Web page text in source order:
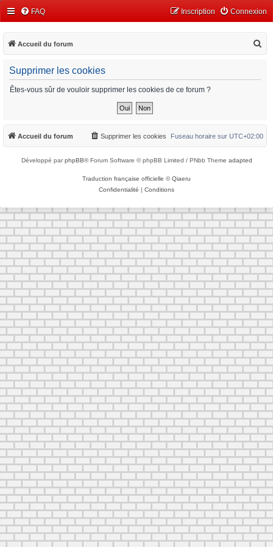
FAQ Connexion
Inscription
Accueil du forum
h
Supprimer les cookies
Êtes-vous sûr de vouloir supprimer les cookies de ce forum ?
Accueil du forum Fuseau horaire sur UTC+02:00
Supprimer les cookies
Développé parphpBB® Forum Software © phpBB Limited / PNbb Theme adapted
Traduction française officielle ©Qiaeru
Confidentialité | Conditions